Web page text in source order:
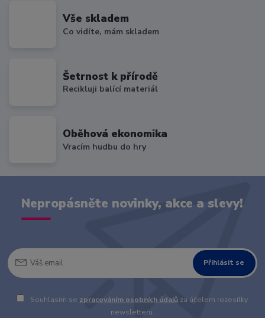
Vše skladem
Co vidíte, mám skladem
Šetrnost k přírodě
Recikluji balící materiál
Oběhová ekonomika
Vracím hudbu do hry
Nepropásněte novinky, akce a slevy!
Přihlásit se
Souhlasím se zpracováním osobních údajů za účelem rozesílky
newsletteru.